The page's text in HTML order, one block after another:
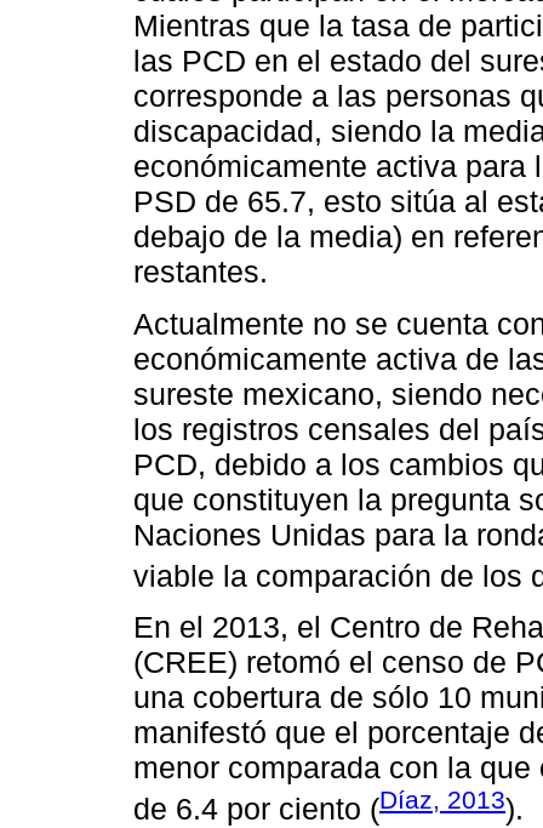
Mientras que la tasa de
las PCD en el estado del
corresponde a las personas
discapacidad, siendo la
económicamente activa para
PSD de 65.7, esto sitúa al
debajo de la media) en
restantes.
Actualmente no se cuenta
económicamente activa de
sureste mexicano, siendo
los registros censales del
PCD, debido a los cambios
que constituyen la pregunta
Naciones Unidas para la
viable la comparación de los
En el 2013, el Centro de
(CREE) retomó el censo de
una cobertura de sólo 10
manifestó que el porcentaje
menor comparada con la
de 6.4 por ciento (Díaz, 2013).